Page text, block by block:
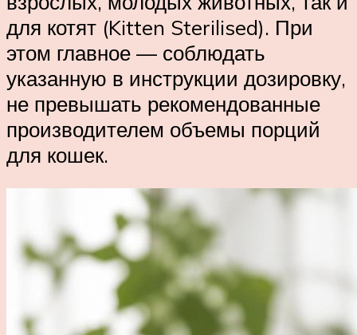
для котят (Kitten Sterilised). При
этом главное — соблюдать
указанную в инструкции дозировку,
не превышать рекомендованные
производителем объемы порций
для кошек.